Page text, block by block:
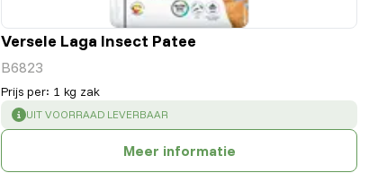
Versele Laga Insect Patee
B6823
Prijs per: 1 kg zak
SUCCESS:
UIT VOORRAAD LEVERBAAR
Meer informatie